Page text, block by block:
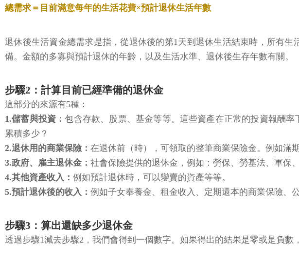
總需求＝目前滿意每年的生活花費×預計退休生活年數
退休後生活資金總需求是指，從退休後的第1天到退休生活結束時，所有
備。金額的多寡與預計退休的年齡，以及生活水準、退休後生存年數有關。
步驟2：計算目前已經準備的退休金
這部分的來源有5種：
1.儲蓄與投資：包含存款、股票、基金等等。這些資產在正常的投資報酬
累積多少？
2.退休用的商業保險： 在退休前（時），可領取的整筆商業保險金。例如滿
3.政府、雇主退休金： 社會保險提供的退休金，例如：勞保、勞基法、軍保
4.其他資產收入： 例如預計退休時，可以變賣的資產等等。
5.預計退休後的收入： 例如子女奉養金、租金收入、定期還本的商業保險、
步驟3：算出還缺多少退休金
透過步驟1減去步驟2，我們會得到一個數字。如果得出的結果是零或是負